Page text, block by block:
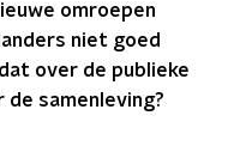
omroepen
niet goed
over de publieke
samenleving?